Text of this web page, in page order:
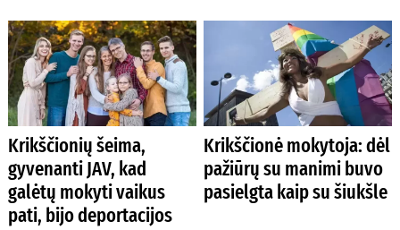
Krikščionių šeima,
gyvenanti JAV, kad
galėtų mokyti vaikus
pati, bijo deportacijos
Krikščionė mokytoja: dėl
pažiūrų su manimi buvo
pasielgta kaip su šiukšle